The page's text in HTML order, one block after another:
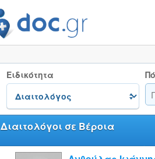
Ειδικότητα
Διαιτολόγοι σε Βέροια